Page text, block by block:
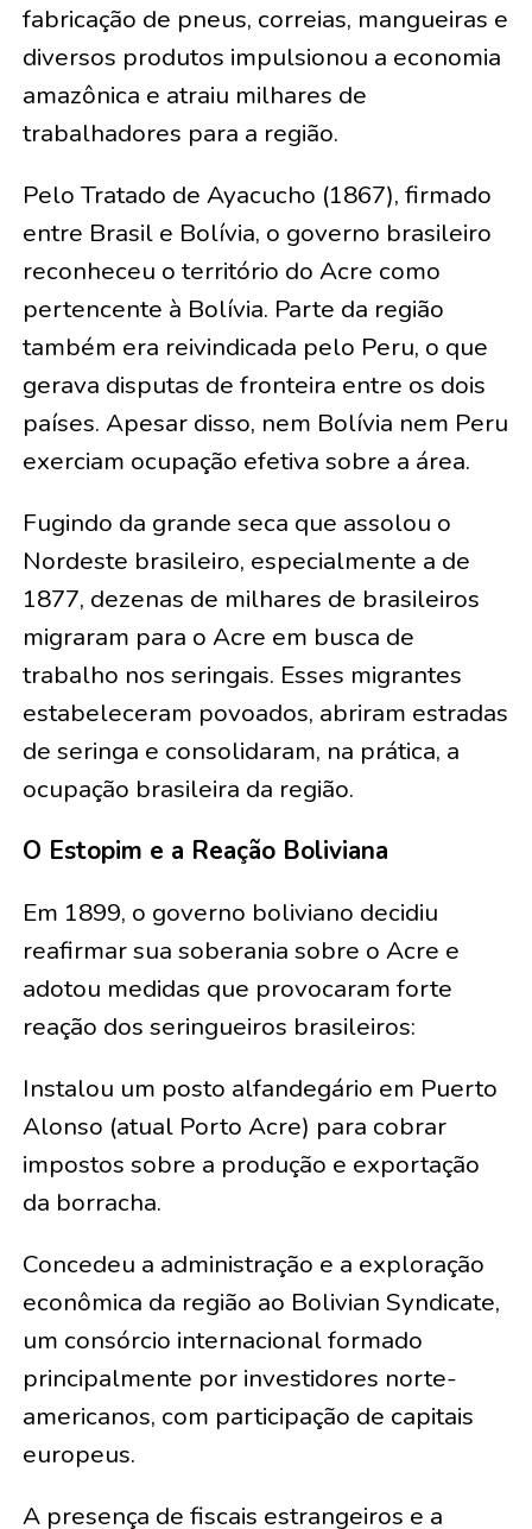
fabricação de pneus, correias, mangueiras e
diversos produtos impulsionou a economia
amazônica e atraiu milhares de
trabalhadores para a região.
Pelo Tratado de Ayacucho (1867), firmado
entre Brasil e Bolívia, o governo brasileiro
reconheceu o território do Acre como
pertencente à Bolívia. Parte da região
também era reivindicada pelo Peru, o que
gerava disputas de fronteira entre os dois
países. Apesar disso, nem Bolívia nem Peru
exerciam ocupação efetiva sobre a área.
Fugindo da grande seca que assolou o
Nordeste brasileiro, especialmente a de
1877, dezenas de milhares de brasileiros
migraram para o Acre em busca de
trabalho nos seringais. Esses migrantes
estabeleceram povoados, abriram estradas
de seringa e consolidaram, na prática, a
ocupação brasileira da região.
O Estopim e a Reação Boliviana
Em 1899, o governo boliviano decidiu
reafirmar sua soberania sobre o Acre e
adotou medidas que provocaram forte
reação dos seringueiros brasileiros:
Instalou um posto alfandegário em Puerto
Alonso (atual Porto Acre) para cobrar
impostos sobre a produção e exportação
da borracha.
Concedeu a administração e a exploração
econômica da região ao Bolivian Syndicate,
um consórcio internacional formado
principalmente por investidores norte-
americanos, com participação de capitais
europeus.
A presença de fiscais estrangeiros e a